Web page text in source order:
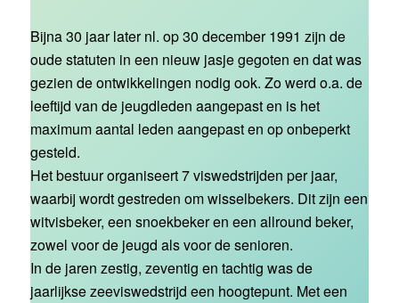
Bijna 30 jaar later nl. op 30 december 1991 zijn de
oude statuten in een nieuw jasje gegoten en dat was
gezien de ontwikkelingen nodig ook. Zo werd o.a. de
leeftijd van de jeugdleden aangepast en is het
maximum aantal leden aangepast en op onbeperkt
gesteld.
Het bestuur organiseert 7 viswedstrijden per jaar,
waarbij wordt gestreden om wisselbekers. Dit zijn een
witvisbeker, een snoekbeker en een allround beker,
zowel voor de jeugd als voor de senioren.
In de jaren zestig, zeventig en tachtig was de
jaarlijkse zeeviswedstrijd een hoogtepunt. Met een